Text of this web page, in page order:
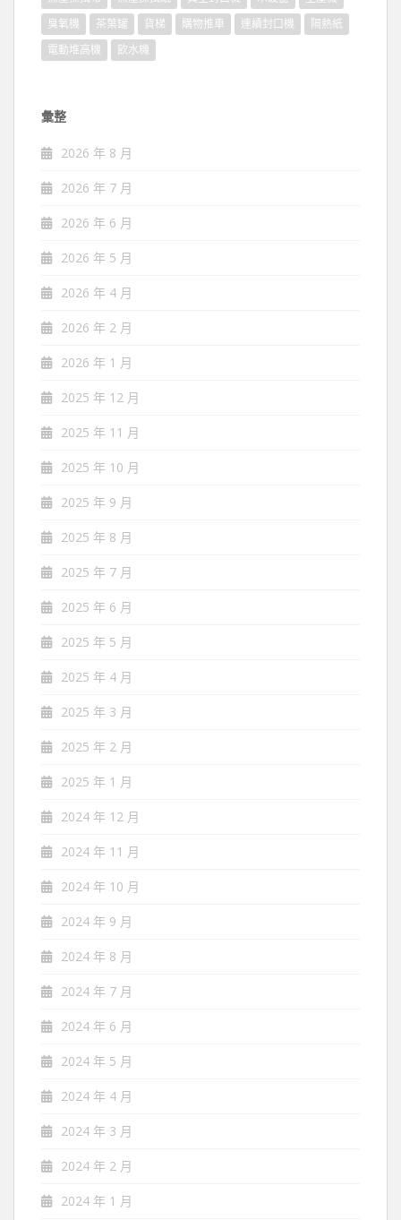
臭氧機
茶葉罐 貨梯 購物推車 連續封口機
隔熱紙
電動堆高機
飲水機
彙整
2026 年 8 月
2026 年 7 月
2026 年 6 月
2026 年 5 月
2026 年 4 月
2026 年 2 月
2026 年 1 月
2025 年 12 月
2025 年 11 月
2025 年 10 月
2025 年 9 月
2025 年 8 月
2025 年 7 月
2025 年 6 月
2025 年 5 月
2025 年 4 月
2025 年 3 月
2025 年 2 月
2025 年 1 月
2024 年 12 月
2024 年 11 月
2024 年 10 月
2024 年 9 月
2024 年 8 月
2024 年 7 月
2024 年 6 月
2024 年 5 月
2024 年 4 月
2024 年 3 月
2024 年 2 月
2024 年 1 月